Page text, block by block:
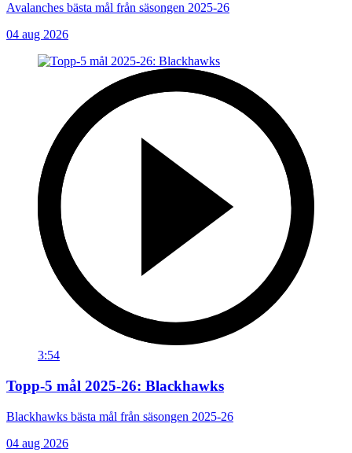
Avalanches bästa mål från säsongen 2025-26
04 aug 2026
3:54
Topp-5 mål 2025-26: Blackhawks
Blackhawks bästa mål från säsongen 2025-26
04 aug 2026